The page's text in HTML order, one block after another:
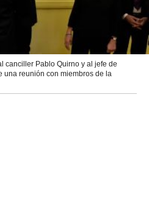
canciller Pablo Quirno y al jefe de
una reunión con miembros de la